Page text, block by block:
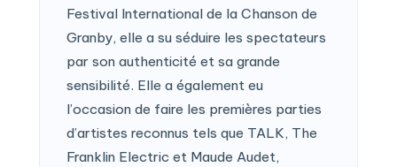
Festival International de la Chanson de
Granby, elle a su séduire les spectateurs
par son authenticité et sa grande
sensibilité. Elle a également eu
l’occasion de faire les premières parties
d’artistes reconnus tels que TALK, The
Franklin Electric et Maude Audet,